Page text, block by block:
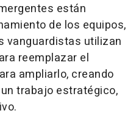
están
de los equipos,
vanguardistas utilizan
reemplazar el
ampliarlo, creando
trabajo estratégico,